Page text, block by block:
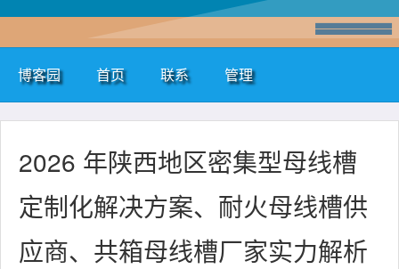
博客园 首页 联系 管理
2026 年陕西地区密集型母线槽
定制化解决方案、耐火母线槽供
应商、共箱母线槽厂家实力解析